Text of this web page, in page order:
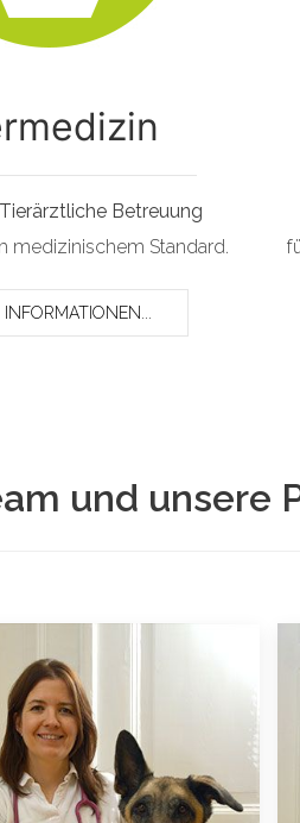
Betreuung
medizinischem Standard.
und unsere